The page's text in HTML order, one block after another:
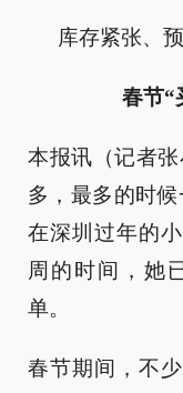
库存紧张、
春节“
本报讯（记者
多，最多的时
在深圳过年的
周的时间，她
单。
春节期间，不